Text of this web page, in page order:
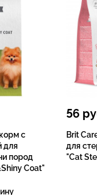
с
для
пород
Coat"
56
Brit
для
"Cat